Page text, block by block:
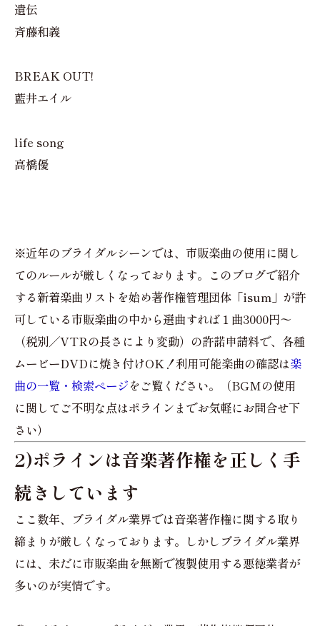
遺伝
斉藤和義
BREAK OUT!
藍井エイル
life song
高橋優
※近年のブライダルシーンでは、市販楽曲の使用に関し
てのルールが厳しくなっております。このブログで紹介
する新着楽曲リストを始め著作権管理団体「isum」が許
可している市販楽曲の中から選曲すれば１曲3000円〜
（税別／VTRの長さにより変動）の許諾申請料で、各種
ムービーDVDに焼き付けOK！利用可能楽曲の確認は楽
曲の一覧・検索ページをご覧ください。（BGMの使用
に関してご不明な点はポラインまでお気軽にお問合せ下
さい）
2)ポラインは音楽著作権を正しく手
続きしています
ここ数年、ブライダル業界では音楽著作権に関する取り
締まりが厳しくなっております。しかしブライダル業界
には、未だに市販楽曲を無断で複製使用する悪徳業者が
多いのが実情です。